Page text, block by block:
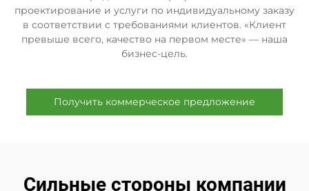
проектирование и услуги по индивидуальному заказу
в соответствии с требованиями клиентов. «Клиент
превыше всего, качество на первом месте» — наша
бизнес-цель.
Получить коммерческое предложение
Сильные стороны компании